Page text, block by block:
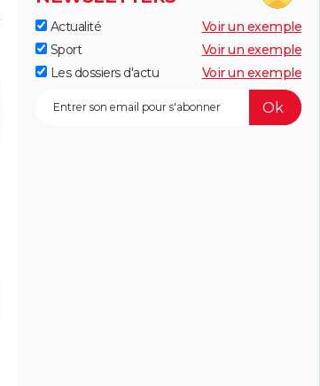
Actualité
Voir un exemple
Sport
Voir un exemple
Les dossiers d'actu
Voir un exemple